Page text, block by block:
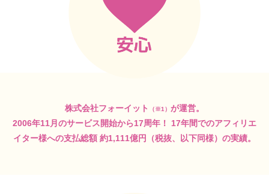
株式会社フォーイット （※1） が運営。
2006年11月のサービス開始から17周年！
17年間でのアフィリエ
イター様への支払総額 約1,111億円（税抜、以下同様）の実績。